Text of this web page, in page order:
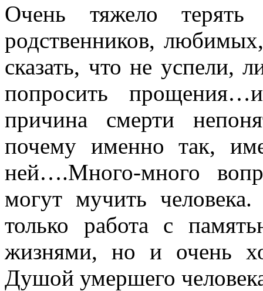
Очень тяжело терять
родственников,
сказать, что не успели,
попросить
причина смерти
почему именно так,
ней….Много-много
могут мучить
только работа с
жизнями, но и очень
Душой умершего